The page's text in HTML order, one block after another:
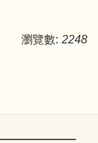
瀏覽數: 2248